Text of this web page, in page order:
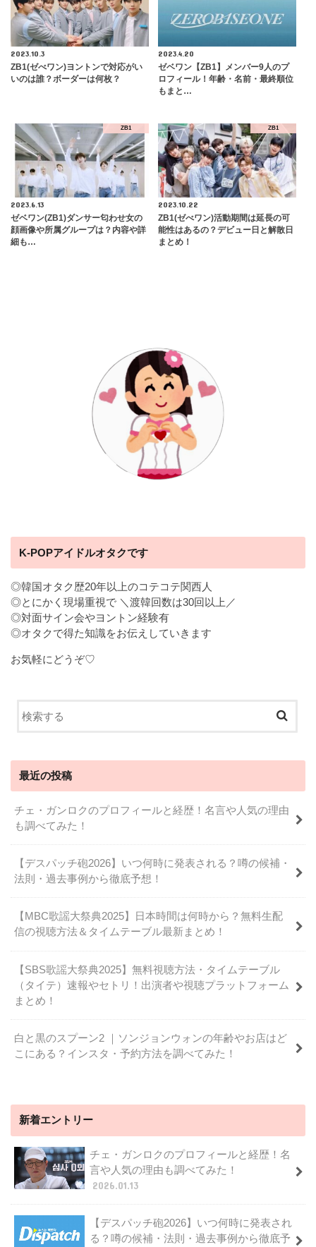
2023.10.3
ZB1(ゼべワン)ヨントンで対応がい
いのは誰？ボーダーは何枚？
2023.4.20
ゼベワン【ZB1】メンバー9人のプ
ロフィール！年齢・名前・最終順位
もまと…
ZB1
2023.6.13
ゼベワン(ZB1)ダンサー匂わせ女の
顔画像や所属グループは？内容や詳
細も…
ZB1
2023.10.22
ZB1(ゼべワン)活動期間は延長の可
能性はあるの？デビュー日と解散日
まとめ！
K-POPアイドルオタクです
◎韓国オタク歴20年以上のコテコテ関西人
◎とにかく現場重視で ＼渡韓回数は30回以上／
◎対面サイン会やヨントン経験有
◎オタクで得た知識をお伝えしていきます
お気軽にどうぞ♡
最近の投稿
チェ・ガンロクのプロフィールと経歴！名言や人気の理由
も調べてみた！
【デスパッチ砲2026】いつ何時に発表される？噂の候補・
法則・過去事例から徹底予想！
【MBC歌謡大祭典2025】日本時間は何時から？無料生配
信の視聴方法＆タイムテーブル最新まとめ！
【SBS歌謡大祭典2025】無料視聴方法・タイムテーブル
（タイテ）速報やセトリ！出演者や視聴プラットフォーム
まとめ！
白と黒のスプーン2 ｜ソンジョンウォンの年齢やお店はど
こにある？インスタ・予約方法を調べてみた！
新着エントリー
チェ・ガンロクのプロフィールと経歴！名
言や人気の理由も調べてみた！
2026.01.13
【デスパッチ砲2026】いつ何時に発表され
る？噂の候補・法則・過去事例から徹底予